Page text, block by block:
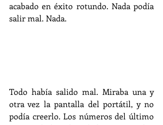
acabado en éxito rotundo. Nada podía
salir mal. Nada.
Todo había salido mal. Miraba una y
otra vez la pantalla del portátil, y no
podía creerlo. Los números del último